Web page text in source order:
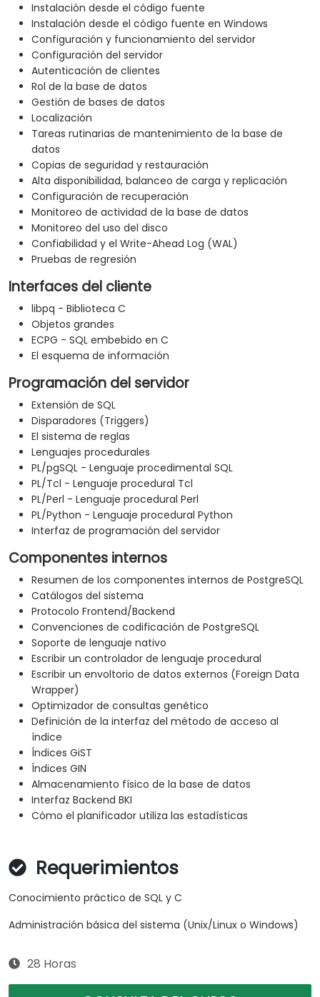
Instalación desde el código fuente
Instalación desde el código fuente en Windows
Configuración y funcionamiento del servidor
Configuración del servidor
Autenticación de clientes
Rol de la base de datos
Gestión de bases de datos
Localización
Tareas rutinarias de mantenimiento de la base de
datos
Copias de seguridad y restauración
Alta disponibilidad, balanceo de carga y replicación
Configuración de recuperación
Monitoreo de actividad de la base de datos
Monitoreo del uso del disco
Confiabilidad y el Write-Ahead Log (WAL)
Pruebas de regresión
Interfaces del cliente
libpq - Biblioteca C
Objetos grandes
ECPG - SQL embebido en C
El esquema de información
Programación del servidor
Extensión de SQL
Disparadores (Triggers)
El sistema de reglas
Lenguajes procedurales
PL/pgSQL - Lenguaje procedimental SQL
PL/Tcl - Lenguaje procedural Tcl
PL/Perl - Lenguaje procedural Perl
PL/Python - Lenguaje procedural Python
Interfaz de programación del servidor
Componentes internos
Resumen de los componentes internos de PostgreSQL
Catálogos del sistema
Protocolo Frontend/Backend
Convenciones de codificación de PostgreSQL
Soporte de lenguaje nativo
Escribir un controlador de lenguaje procedural
Escribir un envoltorio de datos externos (Foreign Data
Wrapper)
Optimizador de consultas genético
Definición de la interfaz del método de acceso al
índice
Índices GiST
Índices GIN
Almacenamiento físico de la base de datos
Interfaz Backend BKI
Cómo el planificador utiliza las estadísticas
Requerimientos
Conocimiento práctico de SQL y C
Administración básica del sistema (Unix/Linux o Windows)
28 Horas